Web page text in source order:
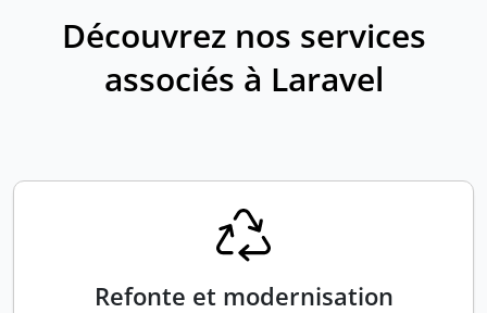
Découvrez nos services
associés à Laravel
Refonte et modernisation